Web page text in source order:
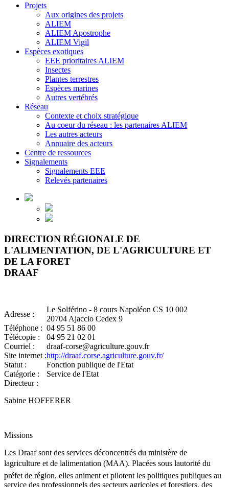
Projets
Aux origines des projets
ALIEM
ALIEM Apostrophe
ALIEM Vigil
Espèces exotiques
EEE prioritaires ALIEM
Insectes
Plantes terrestres
Espèces marines
Autres vertébrés
Réseau
Contexte et choix stratégique
Au coeur du réseau : les partenaires ALIEM
Les autres acteurs
Annuaire des acteurs
Centre de ressources
Signalements
Signalements EEE
Relevés partenaires
DIRECTION RÉGIONALE DE
L'ALIMENTATION, DE L'AGRICULTURE ET
DE LA FORET
DRAAF
Adresse :
Le Solférino - 8 cours Napoléon CS 10 002
20704 Ajaccio Cedex 9
Téléphone : 04 95 51 86 00
Télécopie :
04 95 21 02 01
Courriel :
draaf-corse@agriculture.gouv.fr
Site internet :http://draaf.corse.agriculture.gouv.fr/
Statut :
Fonction publique de l'Etat
Catégorie :
Service de l'Etat
Directeur :
Sabine HOFFERER
Missions
Les Draaf sont des services déconcentrés du ministère de
lagriculture et de lalimentation (MAA). Placées sous lautorité du
préfet de région, elles animent et pilotent les politiques publiques au
service des professionnels des secteurs agricoles et forestiers, des